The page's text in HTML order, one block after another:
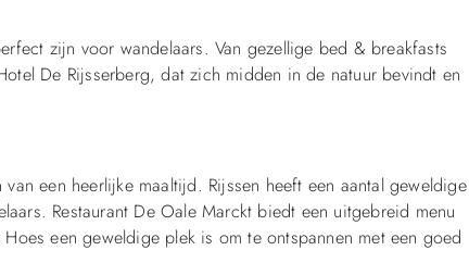
zijn voor wandelaars. Van gezellige bed & breakfasts
De Rijsserberg, dat zich midden in de natuur bevindt en
een heerlijke maaltijd. Rijssen heeft een aantal geweldige
Restaurant De Oale Marckt biedt een uitgebreid menu
een geweldige plek is om te ontspannen met een goed